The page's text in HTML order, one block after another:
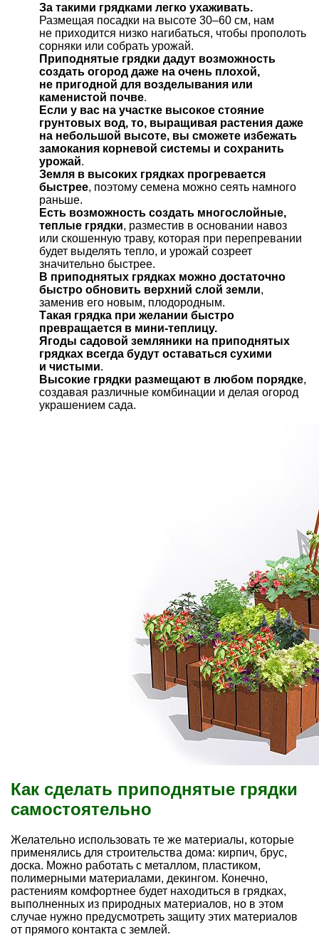
За такими грядками легко ухаживать.
Размещая посадки на высоте 30–60 см, нам
не приходится низко нагибаться, чтобы прополоть
сорняки или собрать урожай.
Приподнятые грядки дадут возможность
создать огород даже на очень плохой,
не пригодной для возделывания или
каменистой почве.
Если у вас на участке высокое стояние
грунтовых вод, то, выращивая растения даже
на небольшой высоте, вы сможете избежать
замокания корневой системы и сохранить
урожай.
Земля в высоких грядках прогревается
быстрее, поэтому семена можно сеять намного
раньше.
Есть возможность создать многослойные,
теплые грядки, разместив в основании навоз
или скошенную траву, которая при перепревании
будет выделять тепло, и урожай созреет
значительно быстрее.
В приподнятых грядках можно достаточно
быстро обновить верхний слой земли,
заменив его новым, плодородным.
Такая грядка при желании быстро
превращается в мини-теплицу.
Ягоды садовой земляники на приподнятых
грядках всегда будут оставаться сухими
и чистыми.
Высокие грядки размещают в любом порядке,
создавая различные комбинации и делая огород
украшением сада.
Как сделать приподнятые грядки
самостоятельно
Желательно использовать те же материалы, которые
применялись для строительства дома: кирпич, брус,
доска. Можно работать с металлом, пластиком,
полимерными материалами, декингом. Конечно,
растениям комфортнее будет находиться в грядках,
выполненных из природных материалов, но в этом
случае нужно предусмотреть защиту этих материалов
от прямого контакта с землей.